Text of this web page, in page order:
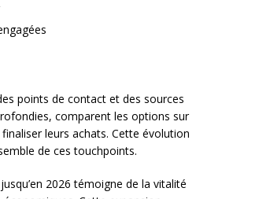
points de contact et des sources
comparent les options sur
leurs achats. Cette évolution
de ces touchpoints.
2026 témoigne de la vitalité